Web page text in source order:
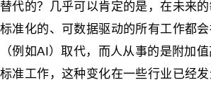
替代的？几乎可以肯定的是，在未来的
标准化的、可数据驱动的所有工作都
（例如AI）取代，而人从事的是附加
标准工作，这种变化在一些行业已经发